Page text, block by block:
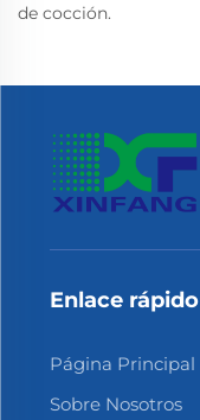
de cocción.
Enlace rápido
Página Principal
Sobre Nosotros